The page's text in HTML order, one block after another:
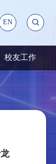
EN
校友工作